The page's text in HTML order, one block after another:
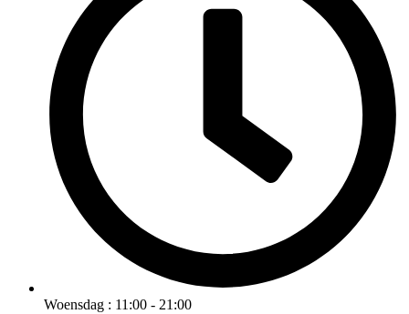
Woensdag : 11:00 - 21:00